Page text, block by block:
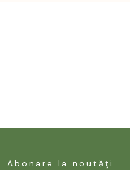
Abonare la noutăți